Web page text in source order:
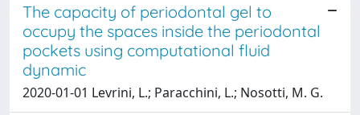
The capacity of periodontal gel to
occupy the spaces inside the periodontal
pockets using computational fluid
dynamic
2020-01-01 Levrini, L.; Paracchini, L.; Nosotti, M. G.